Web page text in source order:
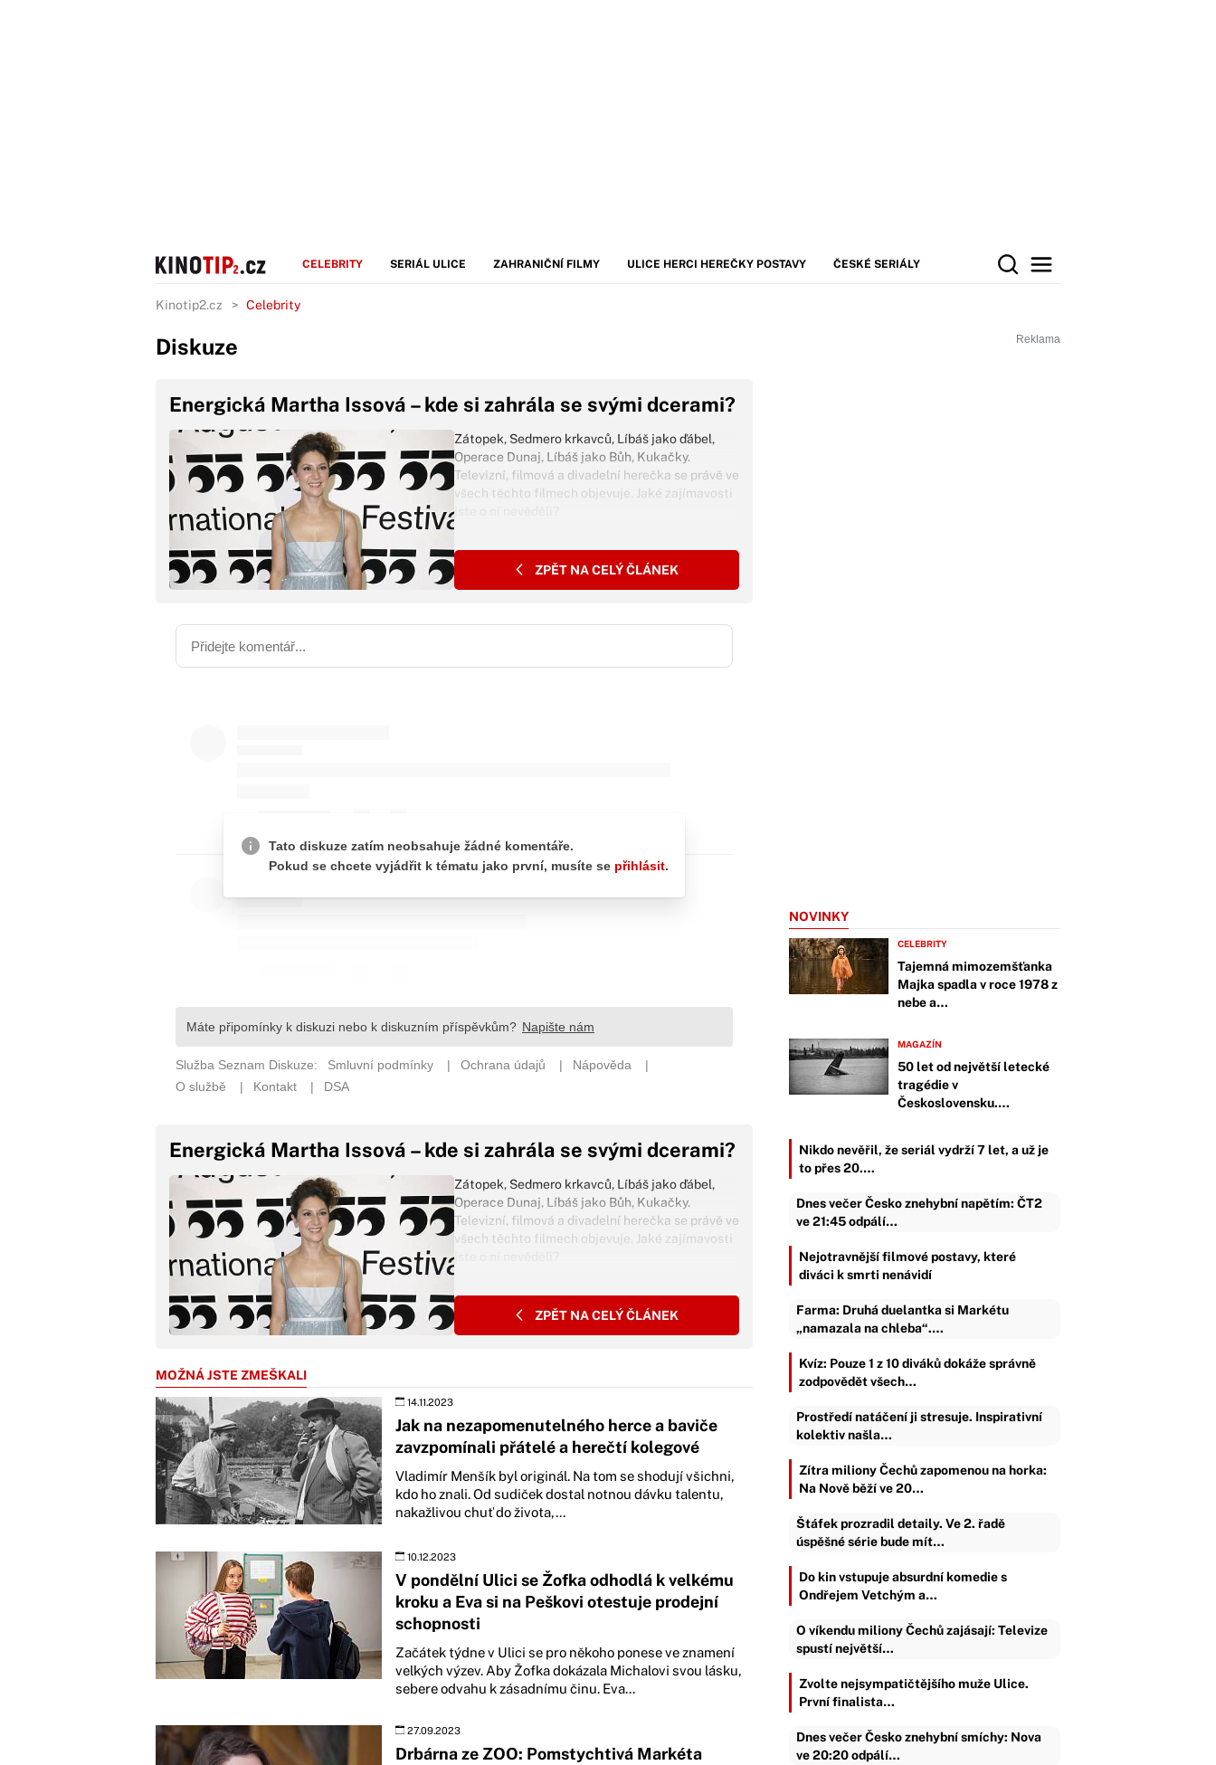
CELEBRITY SERIÁL ULICE ZAHRANIČNÍ FILMY ULICE HERCI HEREČKY POSTAVY ČESKÉ SERIÁLY
Kinotip2.cz Celebrity
Diskuze
Energická Martha Issová – kde si zahrála se svými dcerami?
Zátopek, Sedmero krkavců, Líbáš jako ďábel,
Operace Dunaj, Líbáš jako Bůh, Kukačky.
Televizní, filmová a divadelní herečka se právě ve
všech těchto filmech objevuje. Jaké zajímavosti
ZPĚT NA CELÝ ČLÁNEK
Energická Martha Issová – kde si zahrála se svými dcerami?
Zátopek, Sedmero krkavců, Líbáš jako ďábel,
Operace Dunaj, Líbáš jako Bůh, Kukačky.
Televizní, filmová a divadelní herečka se právě ve
všech těchto filmech objevuje. Jaké zajímavosti
ZPĚT NA CELÝ ČLÁNEK
MOŽNÁ JSTE ZMEŠKALI
14.11.2023
Jak na nezapomenutelného herce a baviče
zavzpomínali přátelé a herečtí kolegové
Vladimír Menšík byl originál. Na tom se shodují všichni,
kdo ho znali. Od sudiček dostal notnou dávku talentu,
nakažlivou chuť do života,...
10.12.2023
V pondělní Ulici se Žofka odhodlá k velkému
kroku a Eva si na Peškovi otestuje prodejní
schopnosti
Začátek týdne v Ulici se pro někoho ponese ve znamení
velkých výzev. Aby Žofka dokázala Michalovi svou lásku,
sebere odvahu k zásadnímu činu. Eva...
27.09.2023
Drbárna ze ZOO: Pomstychtivá Markéta
NOVINKY
CELEBRITY
Tajemná mimozemšťanka
Majka spadla v roce 1978 z
nebe a…
MAGAZÍN
50 let od největší letecké
tragédie v
Československu.…
Nikdo nevěřil, že seriál vydrží 7 let, a už je
to přes 20.…
Dnes večer Česko znehybní napětím: ČT2
ve 21:45 odpálí…
Nejotravnější filmové postavy, které
diváci k smrti nenávidí
Farma: Druhá duelantka si Markétu
„namazala na chleba“.…
Kvíz: Pouze 1 z 10 diváků dokáže správně
zodpovědět všech…
Prostředí natáčení ji stresuje. Inspirativní
kolektiv našla…
Zítra miliony Čechů zapomenou na horka:
Na Nově běží ve 20…
Štáfek prozradil detaily. Ve 2. řadě
úspěšné série bude mít…
Do kin vstupuje absurdní komedie s
Ondřejem Vetchým a…
O víkendu miliony Čechů zajásají: Televize
spustí největší…
Zvolte nejsympatičtějšího muže Ulice.
První finalista…
Dnes večer Česko znehybní smíchy: Nova
ve 20:20 odpálí…